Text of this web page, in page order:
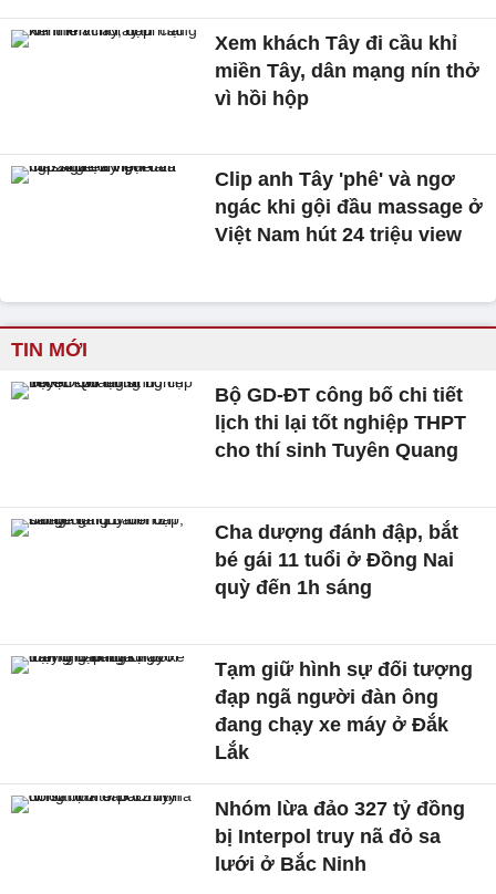
Xem khách Tây đi cầu khỉ
miền Tây, dân mạng nín thở
vì hồi hộp
Clip anh Tây 'phê' và ngơ
ngác khi gội đầu massage ở
Việt Nam hút 24 triệu view
TIN MỚI
Bộ GD-ĐT công bố chi tiết
lịch thi lại tốt nghiệp THPT
cho thí sinh Tuyên Quang
Cha dượng đánh đập, bắt
bé gái 11 tuổi ở Đồng Nai
quỳ đến 1h sáng
Tạm giữ hình sự đối tượng
đạp ngã người đàn ông
đang chạy xe máy ở Đắk
Lắk
Nhóm lừa đảo 327 tỷ đồng
bị Interpol truy nã đỏ sa
lưới ở Bắc Ninh